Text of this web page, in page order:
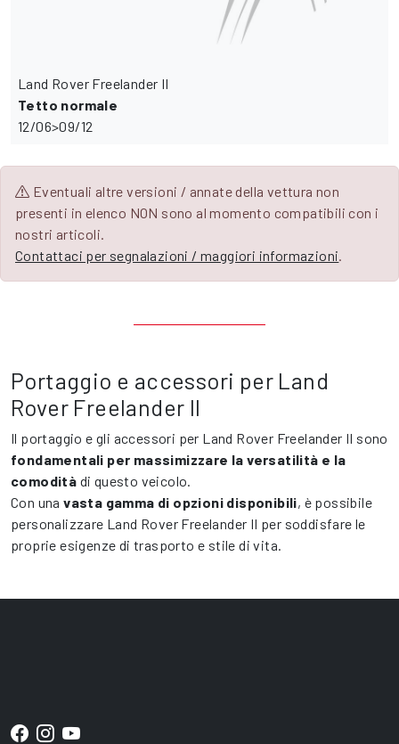
Land Rover Freelander II
Tetto normale
12/06>09/12
Eventuali altre versioni / annate della vettura non
presenti in elenco NON sono al momento compatibili con i
nostri articoli.
Contattaci per segnalazioni / maggiori informazioni
Portaggio e accessori per Land
Rover Freelander II
Il portaggio e gli accessori per Land Rover Freelander II sono
fondamentali per massimizzare la versatilità e la
comodità di questo veicolo.
Con unavasta gamma di opzioni disponibili, è possibile
personalizzare Land Rover Freelander II per soddisfare le
proprie esigenze di trasporto e stile di vita.